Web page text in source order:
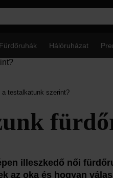
Fürdőruhák Hálóruházat
a testalkatunk szerint?
illeszkedő női
az oka és hogyan